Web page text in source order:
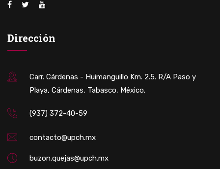
Dirección
Carr. Cárdenas - Huimanguillo Km. 2.5. R/A Paso y
Playa, Cárdenas, Tabasco, México.
(937) 372-40-59
contacto@upch.mx
buzon.quejas@upch.mx